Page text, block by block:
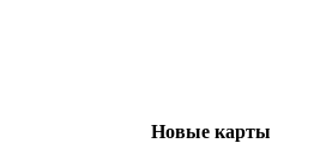
Новые карты